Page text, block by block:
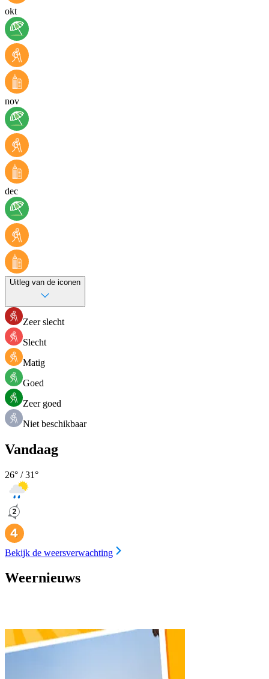
okt
nov
dec
Uitleg van de iconen
Zeer slecht
Slecht
Matig
Goed
Zeer goed
Niet beschikbaar
Vandaag
26° /31°
Bekijk de weersverwachting
Weernieuws